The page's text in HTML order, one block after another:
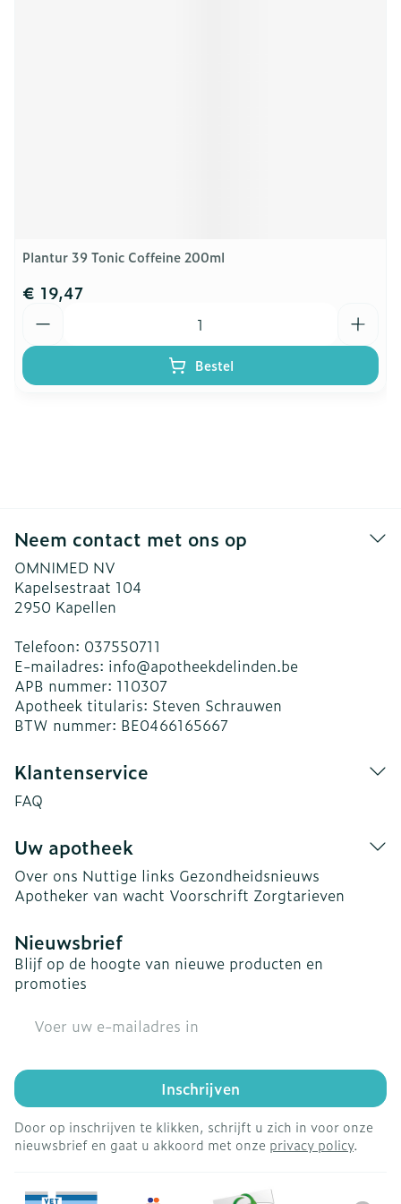
Plantur 39 Tonic Coffeine 200ml
€ 19,47
Bestel
Neem contact met ons op
OMNIMED NV
Kapelsestraat 104
2950 Kapellen
Telefoon: 037550711
E-mailadres: info@apotheekdelinden.be
APB nummer: 110307
Apotheek titularis: Steven Schrauwen
BTW nummer: BE0466165667
Klantenservice
FAQ
Uw apotheek
Over ons Nuttige links Gezondheidsnieuws
Apotheker van wacht Voorschrift Zorgtarieven
Nieuwsbrief
Blijf op de hoogte van nieuwe producten en
promoties
Inschrijven
Door op inschrijven te klikken, schrijft u zich in voor onze
nieuwsbrief en gaat u akkoord met onze privacy policy.